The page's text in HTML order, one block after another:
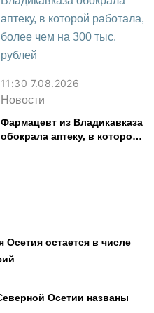
Осетия остается в числе
Осетии названы
11:30 7.08.2026
Новости
Фармацевт из Владикавказа
обокрала аптеку, в которой